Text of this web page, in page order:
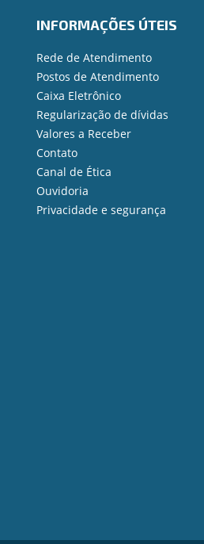
INFORMAÇÕES ÚTEIS
Rede de Atendimento
Postos de Atendimento
Caixa Eletrônico
Regularização de dívidas
Valores a Receber
Contato
Canal de Ética
Ouvidoria
Privacidade e segurança